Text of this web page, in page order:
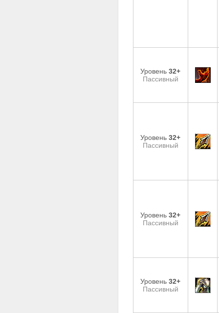
Уровень32+
Пассивный
Уровень32+
Пассивный
Уровень32+
Пассивный
Уровень32+
Пассивный